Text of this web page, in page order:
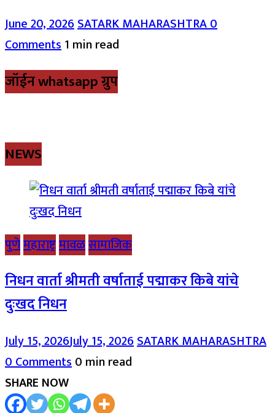
June 20, 2026SATARK MAHARASHTRA0
Comments1 min read
जॉईन whatsapp ग्रुप
NEWS
पुणेमहाराष्ट्रमावळसामाजिक
निधन वार्ता श्रीमती वर्षाताई पद्माकर किबे यांचे
दुःखद निधन
July 15, 2026July 15, 2026SATARK MAHARASHTRA
0 Comments0 min read
SHARE NOW